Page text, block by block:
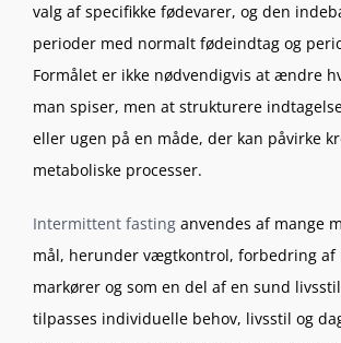
valg af specifikke fødevarer, og den
perioder med normalt fødeindtag og
Formålet er ikke nødvendigvis at ændre
man spiser, men at strukturere
eller ugen på en måde, der kan påvirke
metaboliske processer.
Intermittent fastinganvendes af mange
mål, herunder vægtkontrol, forbedring af
markører og som en del af en sund
tilpasses individuelle behov, livsstil og